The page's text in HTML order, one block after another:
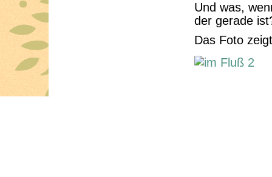
Und was,
der gerade
Das Foto